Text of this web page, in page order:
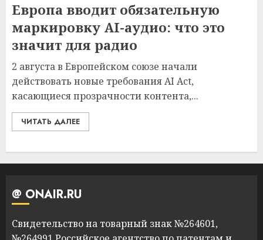
Европа вводит обязательную
маркировку AI-аудио: что это
значит для радио
2 августа в Европейском союзе начали
действовать новые требования AI Act,
касающиеся прозрачности контента,...
ЧИТАТЬ ДАЛЕЕ
@ ONAIR.RU
Свидетельство на товарный знак №264601,